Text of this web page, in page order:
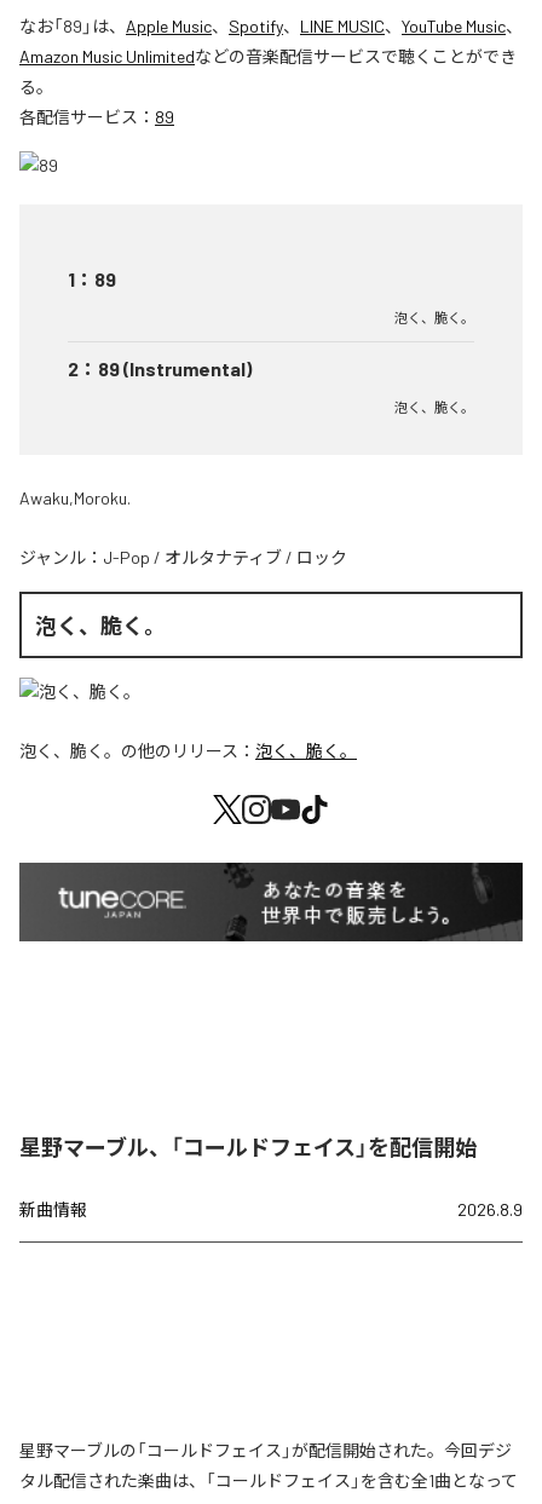
なお「89 」は、 Apple Music、 Spotify、 LINE MUSIC、 YouTube Music、
Amazon Music Unlimitedなどの音楽配信サービスで聴くことができ
る。
各配信サービス： 89
1 ： 89
泡く、脆く。
2 ： 89 (Instrumental)
泡く、脆く。
Awaku,Moroku.
ジャンル： J-Pop / オルタナティブ / ロック
泡く、脆く。
泡く、脆く。 の他のリリース： 泡く、脆く。
星野マーブル、「コールドフェイス」を配信開始
新曲情報 2026.8.9
星野マーブルの「コールドフェイス」が配信開始された。今回デジ
タル配信された楽曲は、「コールドフェイス」を含む全1曲となって